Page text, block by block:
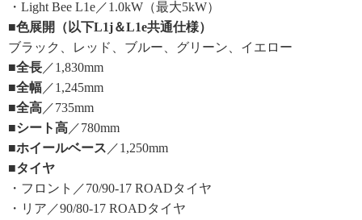
・Light Bee L1e／1.0kW（最大5kW）
■色展開（以下L1j＆L1e共通仕様）
ブラック、レッド、ブルー、グリーン、イエロー
■全長 ／1,830mm
■全幅 ／1,245mm
■全高 ／735mm
■シート高 ／780mm
■ホイールベース ／1,250mm
■タイヤ
・フロント／70/90-17 ROADタイヤ
・リア／90/80-17 ROADタイヤ